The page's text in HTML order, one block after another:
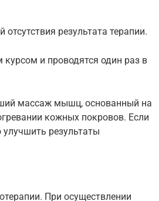
результата терапии.
и проводятся один раз в
массаж мышц, основанный на
кожных покровов. Если
результаты
При осуществлении